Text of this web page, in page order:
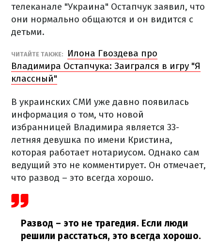
телеканале "Украина" Остапчук заявил, что
они нормально общаются и он видится с
детьми.
ЧИТАЙТЕ ТАКЖЕ:
Илона Гвоздева про
Владимира Остапчука: Заигрался в игру "Я
классный"
В украинских СМИ уже давно появилась
информация о том, что новой
избранницей Владимира является 33-
летняя девушка по имени Кристина,
которая работает нотариусом. Однако сам
ведущий это не комментирует. Он отмечает,
что развод – это всегда хорошо.
Развод – это не трагедия. Если люди
решили расстаться, это всегда хорошо.